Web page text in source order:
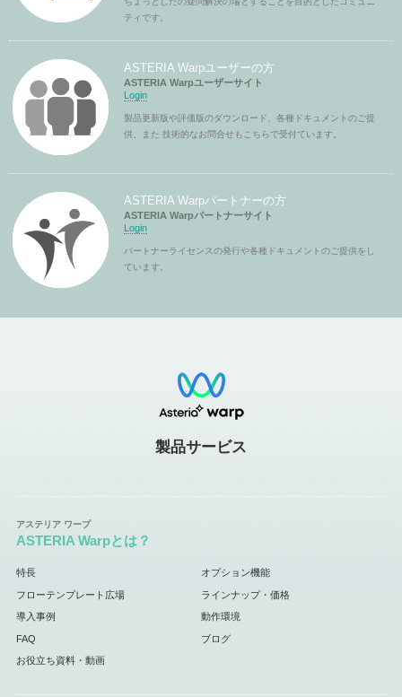
ティです。
ASTERIA Warpユーザーの方
ASTERIA Warpユーザーサイト
Login
製品更新版や評価版のダウンロード、各種ドキュメントのご提
供、また 技術的なお問合せもこちらで受付ています。
ASTERIA Warpパートナーの方
ASTERIA Warpパートナーサイト
Login
パートナーライセンスの発行や各種ドキュメントのご提供をし
ています。
製品サービス
ASTERIA Warpとは？
特長 オプション機能
フローテンプレート広場 ラインナップ・価格
導入事例 動作環境
FAQ ブログ
お役立ち資料・動画